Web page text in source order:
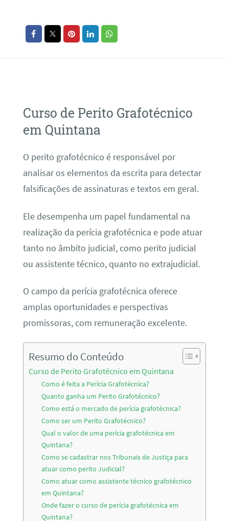
Curso de Perito Grafotécnico
em Quintana
O perito grafotécnico é responsável por
analisar os elementos da escrita para detectar
falsificações de assinaturas e textos em geral.
Ele desempenha um papel fundamental na
realização da perícia grafotécnica e pode atuar
tanto no âmbito judicial, como perito judicial
ou assistente técnico, quanto no extrajudicial.
O campo da perícia grafotécnica oferece
amplas oportunidades e perspectivas
promissoras, com remuneração excelente.
Resumo do Conteúdo
Curso de Perito Grafotécnico em Quintana
Como é feita a Perícia Grafotécnica?
Quanto ganha um Perito Grafotécnico?
Como está o mercado de perícia grafotécnica?
Como ser um Perito Grafotécnico?
Qual o valor de uma perícia grafotécnica em
Quintana?
Como se cadastrar nos Tribunais de Justiça para
atuar como perito Judicial?
Como atuar como assistente técnico grafotécnico
em Quintana?
Onde fazer o curso de perícia grafotécnica em
Quintana?